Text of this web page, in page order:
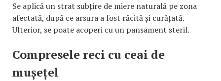
Se aplică un strat subțire de miere naturală pe zona
afectată, după ce arsura a fost răcită și curățată.
Ulterior, se poate acoperi cu un pansament steril.
Compresele reci cu ceai de
mușețel